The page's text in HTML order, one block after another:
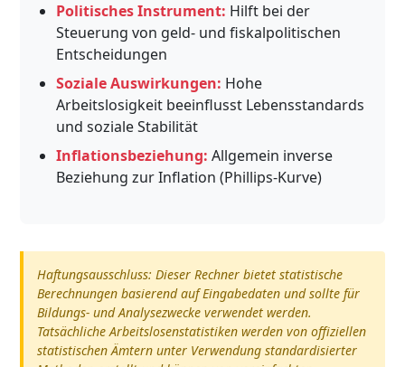
Politisches Instrument: Hilft bei der
Steuerung von geld- und fiskalpolitischen
Entscheidungen
Soziale Auswirkungen: Hohe
Arbeitslosigkeit beeinflusst Lebensstandards
und soziale Stabilität
Inflationsbeziehung: Allgemein inverse
Beziehung zur Inflation (Phillips-Kurve)
Haftungsausschluss: Dieser Rechner bietet statistische
Berechnungen basierend auf Eingabedaten und sollte für
Bildungs- und Analysezwecke verwendet werden.
Tatsächliche Arbeitslosenstatistiken werden von offiziellen
statistischen Ämtern unter Verwendung standardisierter